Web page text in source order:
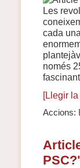
Les
cada
només
[Llegir
Accions: